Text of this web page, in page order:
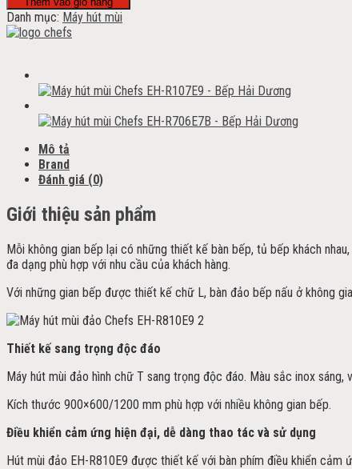
Danh mục: Máy hút mùi
Mô tả
Brand
Đánh giá (0)
Giới thiệu sản phẩm
Mỗi không gian bếp lại có những thiết kế bàn bếp, tủ bếp khách
đa dạng phù hợp với nhu cầu của khách hàng.
Với những gian bếp được thiết kế chữ L, bàn đảo bếp nấu ở không
Thiết kế sang trọng độc đáo
Máy hút mùi đảo hình chữ T sang trọng độc đáo. Màu sắc inox sáng,
Kích thước 900×600/1200 mm phù hợp với nhiều không gian bếp.
Điều khiển cảm ứng hiện đại, dễ dàng thao tác và sử dụng
Hút mùi đảo EH-R810E9 được thiết kế với bàn phím điều khiển